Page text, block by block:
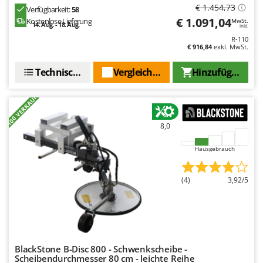
Spiralmac
Spring Protezione
Stiga
Stocker
Sunseeker
Tecla
Tellarini Pompe
Titania
Verfügbarkeit:58
Kostenlose Lieferung
14. Aug. - 18. Aug.
€ 1.454,73
€ 1.091,04MwSt.
inkl.
R-110
€ 916,84exkl. MwSt.
Hinzufügen
Vergleichen Sie
Technische Daten
+100 VERKAUFT 8,0
Hausgebrauch
(4) 3,92/5
BlackStone B-Disc 800 - Schwenkscheibe -
Scheibendurchmesser 80 cm - leichte Reihe